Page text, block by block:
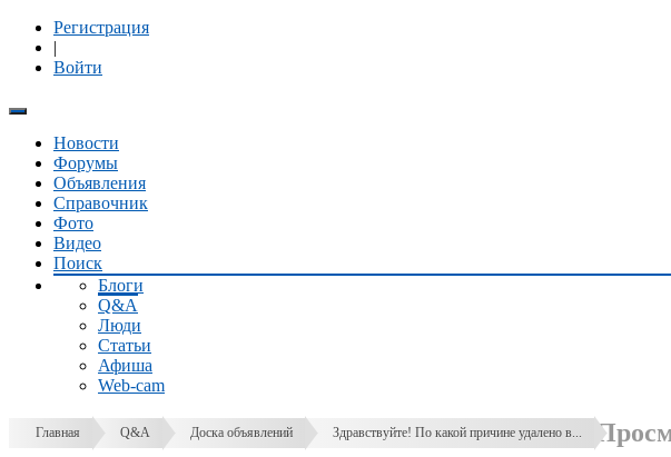
Регистрация
|
Войти
Новости
Форумы
Объявления
Справочник
Фото
Видео
Поиск
Блоги
Q&A
Люди
Статьи
Афиша
Web-cam
Главная Q&A Доска объявлений Здравствуйте! По какой причине удалено в...